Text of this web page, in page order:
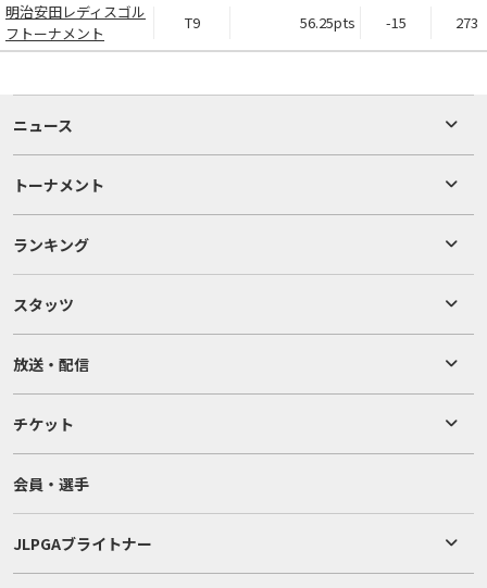
明治安田レディスゴル
フトーナメント
T9 56.25pts -15 273
ニュース
トーナメント
ランキング
スタッツ
放送・配信
チケット
会員・選手
JLPGAブライトナー